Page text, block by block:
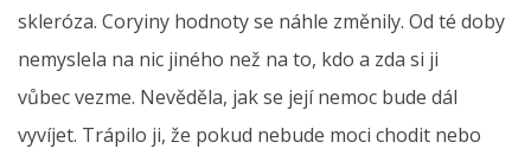
skleróza. Coryiny hodnoty se náhle změnily. Od té doby
nemyslela na nic jiného než na to, kdo a zda si ji
vůbec vezme. Nevěděla, jak se její nemoc bude dál
vyvíjet. Trápilo ji, že pokud nebude moci chodit nebo